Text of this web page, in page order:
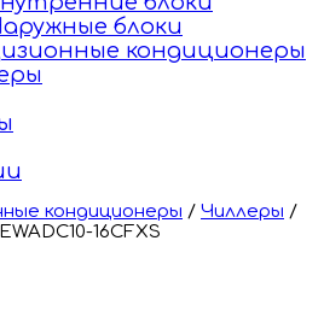
блоки
кондиционеры
кондиционеры / Чиллеры /
16CFXS